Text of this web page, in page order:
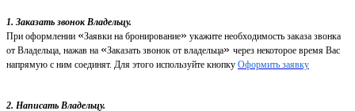
1. Заказать звонок Владельцу.
При оформлении «Заявки на бронирование» укажите необходимость заказа звонка
от Владельца, нажав на «Заказать звонок от владельца» через некоторое время Вас
напрямую с ним соединят. Для этого используйте кнопку Оформить заявку
2. Написать Владельцу.